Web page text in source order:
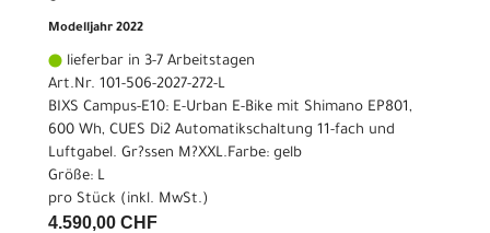
Modelljahr 2022
lieferbar in 3-7 Arbeitstagen
Art.Nr. 101-506-2027-272-L
BIXS Campus-E10: E-Urban E-Bike mit Shimano EP801,
600 Wh, CUES Di2 Automatikschaltung 11-fach und
Luftgabel. Gr?ssen M?XXL.Farbe: gelb
Größe: L
pro Stück (inkl. MwSt.)
4.590,00 CHF